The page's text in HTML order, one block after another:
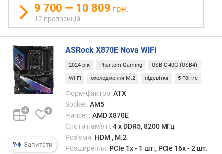
і
т
/
с
)
(
ш
т
.
M
A
T
9 700 — 10 809 грн.
12 пропозицій
Запитати
ASRock X870E Nova WiFi
2024 рік Phantom Gaming USB-C 40G (USB4)
Wi-Fi охолодження M.2 підсвітка 5 Гбіт/с
Форм-фактор: ATX
Socket: AM5
Чипсет: AMD X870E
Слоти пам'яті: 4 х DDR5, 8200 МГц
Роз'єми: HDMI, M.2
Розширення: PCIe 1x - 1 шт., PCIe 16x - 2 шт.